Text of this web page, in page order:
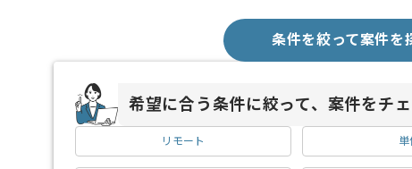
条件を絞って案件を
希望に合う条件に絞って、案件をチ
リモート 単